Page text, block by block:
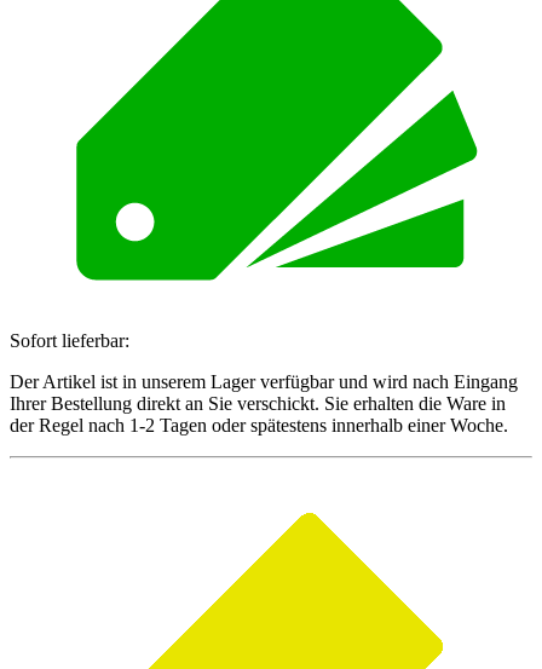
Sofort lieferbar:
Der Artikel ist in unserem Lager verfügbar und wird nach Eingang
Ihrer Bestellung direkt an Sie verschickt. Sie erhalten die Ware in
der Regel nach 1-2 Tagen oder spätestens innerhalb einer Woche.